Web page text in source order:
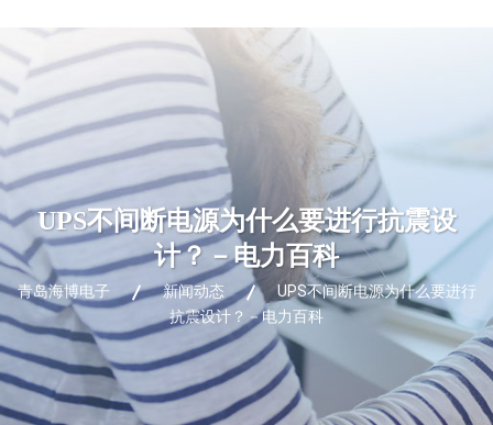
UPS不间断电源为什么要进行抗震设
计？－电力百科
青岛海博电子 新闻动态
UPS不间断电源为什么要进行
抗震设计？－电力百科